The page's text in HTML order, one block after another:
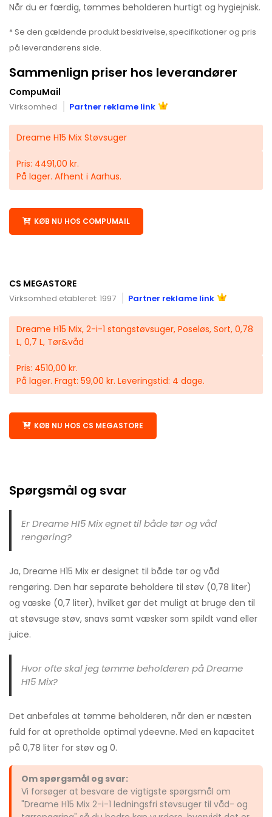
Når du er færdig, tømmes beholderen hurtigt og hygiejnisk.
* Se den gældende produkt beskrivelse, specifikationer og pris
på leverandørens side.
Sammenlign priser hos leverandører
CompuMail
Virksomhed Partner reklame link
Dreame H15 Mix Støvsuger
Pris: 4491,00 kr.
På lager. Afhent i Aarhus.
KØB NU HOS COMPUMAIL
CS MEGASTORE
Virksomhed etableret: 1997 Partner reklame link
Dreame H15 Mix, 2-i-1 stangstøvsuger, Poseløs, Sort, 0,78
L, 0,7 L, Tør&våd
Pris: 4510,00 kr.
På lager. Fragt: 59,00 kr. Leveringstid: 4 dage.
KØB NU HOS CS MEGASTORE
Spørgsmål og svar
Er Dreame H15 Mix egnet til både tør og våd
rengøring?
Ja, Dreame H15 Mix er designet til både tør og våd
rengøring. Den har separate beholdere til støv (0,78 liter)
og væske (0,7 liter), hvilket gør det muligt at bruge den til
at støvsuge støv, snavs samt væsker som spildt vand eller
juice.
Hvor ofte skal jeg tømme beholderen på Dreame
H15 Mix?
Det anbefales at tømme beholderen, når den er næsten
fuld for at opretholde optimal ydeevne. Med en kapacitet
på 0,78 liter for støv og 0.
Om spørgsmål og svar:
Vi forsøger at besvare de vigtigste spørgsmål om
"Dreame H15 Mix 2-i-1 ledningsfri støvsuger til våd- og